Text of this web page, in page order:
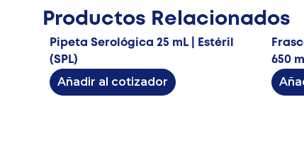
Productos Relacionados
Pipeta Serológica 25 mL | Estéril
(SPL)
Añadir al cotizador
650